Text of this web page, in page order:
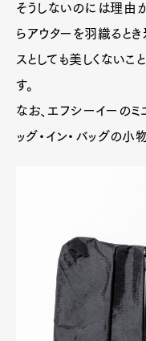
そうしないのには理由
らアウターを羽織ると
スとしても美しくない
す。
なお、エフシーイーのミ
ッグ・イン・バッグの小